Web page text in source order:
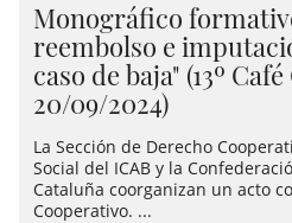
Monográfico
reembolso e
caso de baja" (13º
20/09/2024)
La Sección de Derecho
Social del ICAB y la
Cataluña coorganizan un acto
Cooperativo. ...